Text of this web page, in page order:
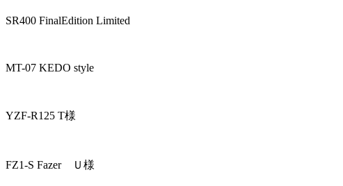
SR400 FinalEdition Limited
MT-07 KEDO style
YZF-R125 T様
FZ1-S Fazer Ｕ様